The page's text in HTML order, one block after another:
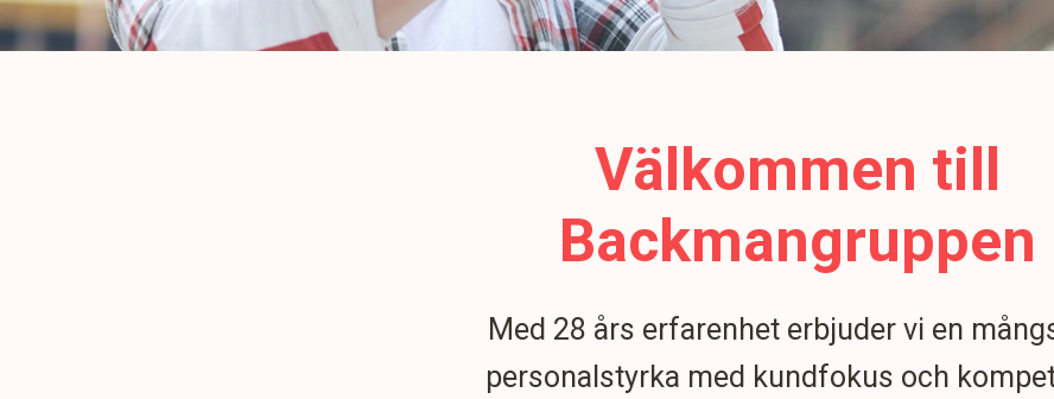
Välkommen till
Backmangruppen
Med 28 års erfarenhet erbjuder vi en
personalstyrka med kundfokus och